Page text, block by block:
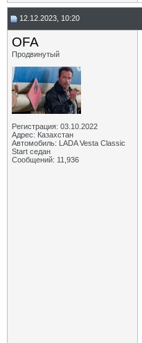
12.12.2023, 10:20
OFA
Продвинутый
Регистрация: 03.10.2022
Адрес: Казахстан
Автомобиль: LADA Vesta Classic
Start седан
Сообщений: 11,936